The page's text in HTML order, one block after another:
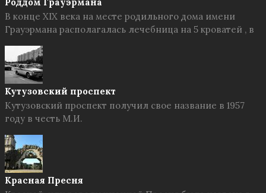
В конце XIX века на месте родильного дома имени
Грауэрмана располагалась лечебница на 5 кроватей , в
Кутузовский проспект
Кутузовский проспект получил свое название в 1957
году в честь М.И.
Красная Пресня